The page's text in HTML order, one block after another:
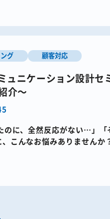
グ 顧客対応
ュニケーション設計
介～
のに、全然反応がない…」​
こんなお悩みありませんか